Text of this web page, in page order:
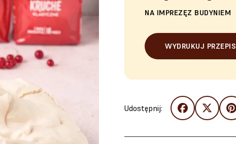
NA IMPREZĘZ BUDYNIEM
WYDRUKUJ PRZEPIS
Udostępnij: